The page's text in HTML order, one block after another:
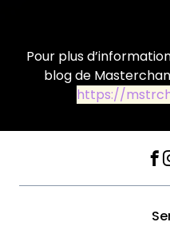
Pour plus
blog de
https://